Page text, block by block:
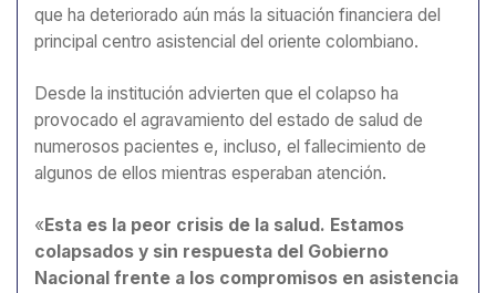
que ha deteriorado aún más la situación financiera del
principal centro asistencial del oriente colombiano.
Desde la institución advierten que el colapso ha
provocado el agravamiento del estado de salud de
numerosos pacientes e, incluso, el fallecimiento de
algunos de ellos mientras esperaban atención.
« Esta es la peor crisis de la salud. Estamos
colapsados y sin respuesta del Gobierno
Nacional frente a los compromisos en asistencia